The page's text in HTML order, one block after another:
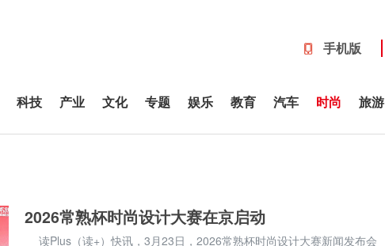
手机版
科技 产业 文化 专题 娱乐 教育 汽车 时尚 旅游
2026常熟杯时尚设计大赛在京启动